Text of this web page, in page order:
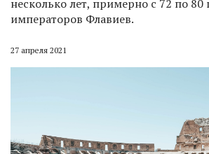
несколько лет, примерно с 72 по
императоров Флавиев.
27 апреля 2021